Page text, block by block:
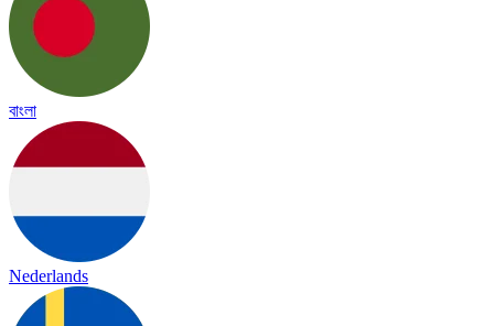
বাংলা
Nederlands